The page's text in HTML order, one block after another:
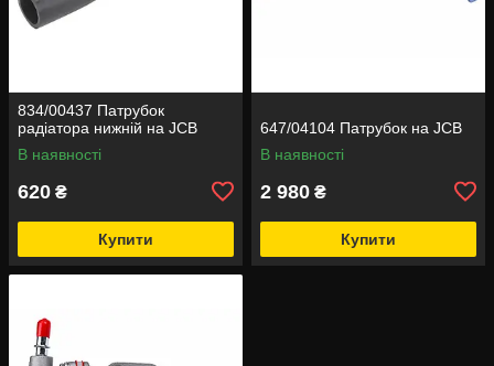
834/00437 Патрубок
радіатора нижній на JCB
В наявності
620 ₴
Купити
647/04104 Патрубок на JCB
В наявності
2 980 ₴
Купити